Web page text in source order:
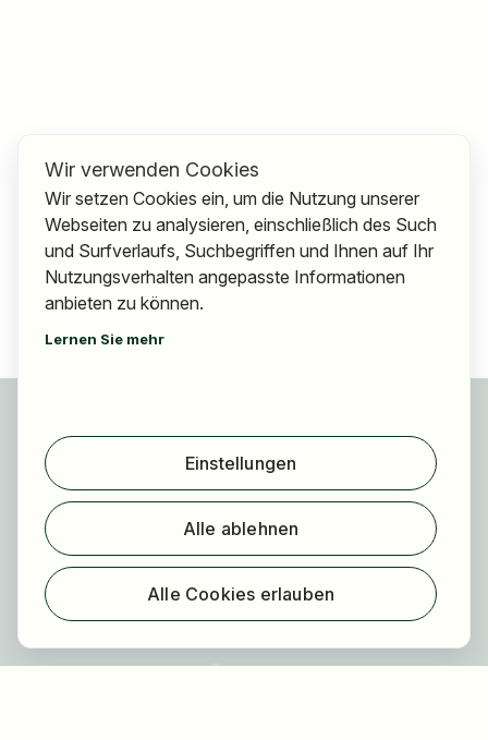
Jobs finden
Arbeitgeber finden
Registrierung
Für Arbeitgeber
Über uns
Wir verwenden Cookies
Wir setzen Cookies ein, um die Nutzung unserer
Webseiten zu analysieren, einschließlich des Such
und Surfverlaufs, Suchbegriffen und Ihnen auf Ihr
Nutzungsverhalten angepasste Informationen
anbieten zu können.
Lernen Sie mehr
Einstellungen
Alle ablehnen
Alle Cookies erlauben